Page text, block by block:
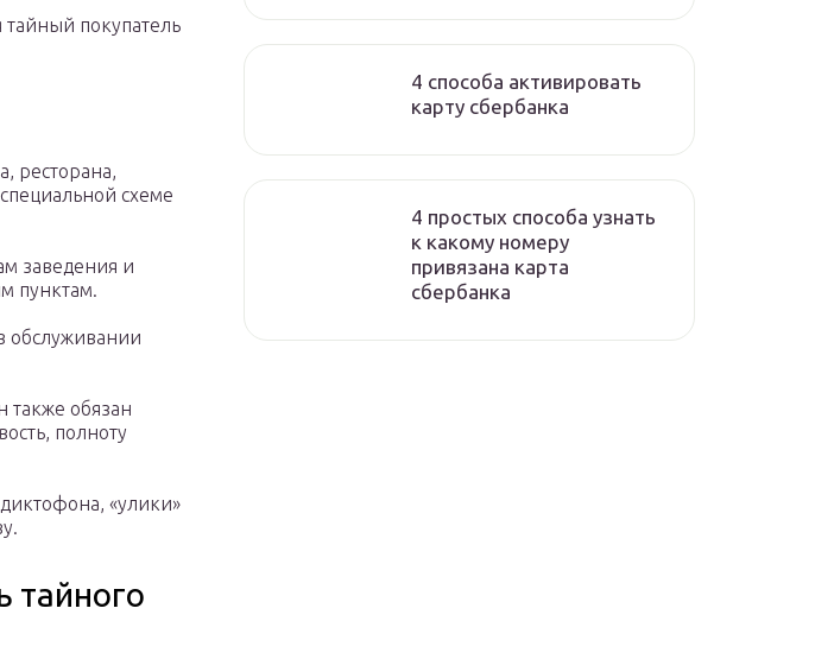
покупатель
ресторана,
схеме
заведения и
пунктам.
обслуживании
также обязан
полноту
«улики»
тайного
4 способа активировать
карту сбербанка
4 простых способа узнать
к какому номеру
привязана карта
сбербанка